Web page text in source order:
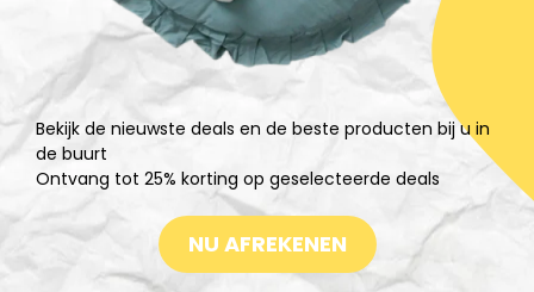
Bekijk de nieuwste deals en de beste producten bij u in
de buurt
Ontvang tot 25% korting op geselecteerde deals
NU AFREKENEN